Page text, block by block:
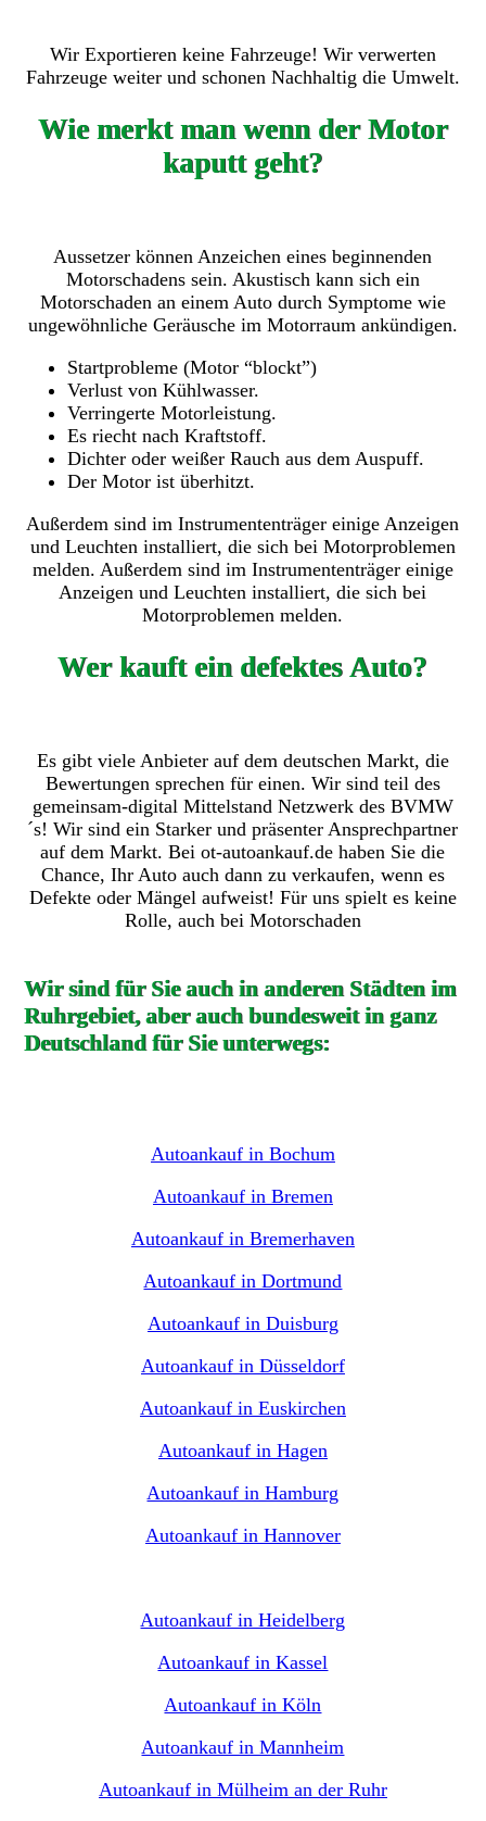
Wir Exportieren keine Fahrzeuge! Wir verwerten
Fahrzeuge weiter und schonen Nachhaltig die Umwelt.
Wie merkt man wenn der Motor
kaputt geht?
Aussetzer können Anzeichen eines beginnenden
Motorschadens sein. Akustisch kann sich ein
Motorschaden an einem Auto durch Symptome wie
ungewöhnliche Geräusche im Motorraum ankündigen.
Startprobleme (Motor “blockt”)
Verlust von Kühlwasser.
Verringerte Motorleistung.
Es riecht nach Kraftstoff.
Dichter oder weißer Rauch aus dem Auspuff.
Der Motor ist überhitzt.
Außerdem sind im Instrumententräger einige Anzeigen
und Leuchten installiert, die sich bei Motorproblemen
melden. Außerdem sind im Instrumententräger einige
Anzeigen und Leuchten installiert, die sich bei
Motorproblemen melden.
Wer kauft ein defektes Auto?
Es gibt viele Anbieter auf dem deutschen Markt, die
Bewertungen sprechen für einen. Wir sind teil des
gemeinsam-digital Mittelstand Netzwerk des BVMW
´s! Wir sind ein Starker und präsenter Ansprechpartner
auf dem Markt. Bei ot-autoankauf.de haben Sie die
Chance, Ihr Auto auch dann zu verkaufen, wenn es
Defekte oder Mängel aufweist! Für uns spielt es keine
Rolle, auch bei Motorschaden
Wir sind für Sie auch in anderen Städten im
Ruhrgebiet, aber auch bundesweit in ganz
Deutschland für Sie unterwegs:
Autoankauf in Bochum
Autoankauf in Bremen
Autoankauf in Bremerhaven
Autoankauf in Dortmund
Autoankauf in Duisburg
Autoankauf in Düsseldorf
Autoankauf in Euskirchen
Autoankauf in Hagen
Autoankauf in Hamburg
Autoankauf in Hannover
Autoankauf in Heidelberg
Autoankauf in Kassel
Autoankauf in Köln
Autoankauf in Mannheim
Autoankauf in Mülheim an der Ruhr